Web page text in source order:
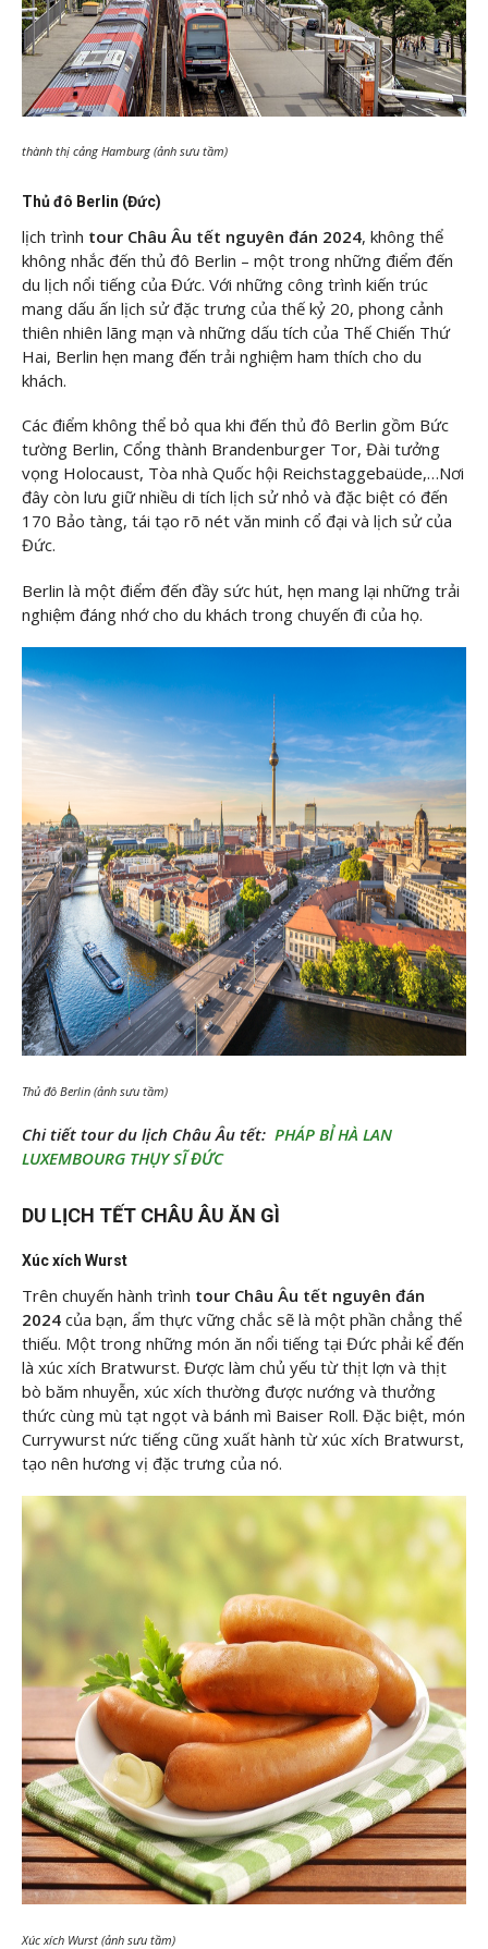
thành thị cảng Hamburg (ảnh sưu tầm)
Thủ đô Berlin (Đức)
lịch trình tour Châu Âu tết nguyên đán 2024, không thể
không nhắc đến thủ đô Berlin – một trong những điểm đến
du lịch nổi tiếng của Đức. Với những công trình kiến trúc
mang dấu ấn lịch sử đặc trưng của thế kỷ 20, phong cảnh
thiên nhiên lãng mạn và những dấu tích của Thế Chiến Thứ
Hai, Berlin hẹn mang đến trải nghiệm ham thích cho du
khách.
Các điểm không thể bỏ qua khi đến thủ đô Berlin gồm Bức
tường Berlin, Cổng thành Brandenburger Tor, Đài tưởng
vọng Holocaust, Tòa nhà Quốc hội Reichstaggebaüde,…Nơi
đây còn lưu giữ nhiều di tích lịch sử nhỏ và đặc biệt có đến
170 Bảo tàng, tái tạo rõ nét văn minh cổ đại và lịch sử của
Đức.
Berlin là một điểm đến đầy sức hút, hẹn mang lại những trải
nghiệm đáng nhớ cho du khách trong chuyến đi của họ.
Thủ đô Berlin (ảnh sưu tầm)
Chi tiết tour du lịch Châu Âu tết: PHÁP BỈ HÀ LAN
LUXEMBOURG THỤY SĨ ĐỨC
DU LỊCH TẾT CHÂU ÂU ĂN GÌ
Xúc xích Wurst
Trên chuyến hành trình tour Châu Âu tết nguyên đán
2024 của bạn, ẩm thực vững chắc sẽ là một phần chẳng thể
thiếu. Một trong những món ăn nổi tiếng tại Đức phải kể đến
là xúc xích Bratwurst. Được làm chủ yếu từ thịt lợn và thịt
bò băm nhuyễn, xúc xích thường được nướng và thưởng
thức cùng mù tạt ngọt và bánh mì Baiser Roll. Đặc biệt, món
Currywurst nức tiếng cũng xuất hành từ xúc xích Bratwurst,
tạo nên hương vị đặc trưng của nó.
Xúc xích Wurst (ảnh sưu tầm)